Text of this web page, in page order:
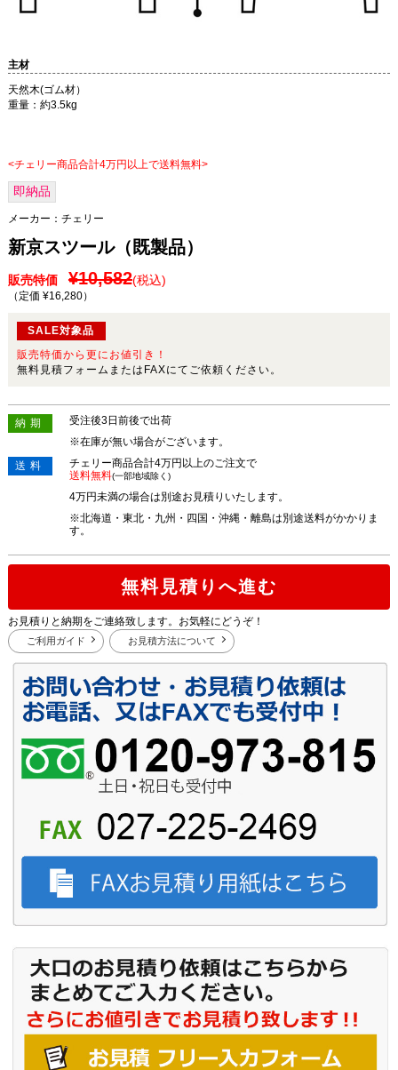
主材
天然木(ゴム材）
重量：約3.5kg
<チェリー商品合計4万円以上で送料無料>
即納品
メーカー： チェリー
新京スツール（既製品）
販売特価 ¥10,582(税込)
（定価 ¥16,280）
SALE対象品
販売特価から更にお値引き！
無料見積フォームまたはFAXにてご依頼ください。
納期
受注後3日前後で出荷
※在庫が無い場合がございます。
送料
チェリー商品合計4万円以上のご注文で
送料無料(一部地域除く)
4万円未満の場合は別途お見積りいたします。
※北海道・東北・九州・四国・沖縄・離島は別途送料がかかりま
す。
無料見積りへ進む
お見積りと納期をご連絡致します。お気軽にどうぞ！
ご利用ガイド お見積方法について